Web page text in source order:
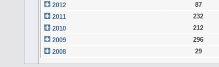
2012
87
2011
232
2010
212
2009
296
2008
29